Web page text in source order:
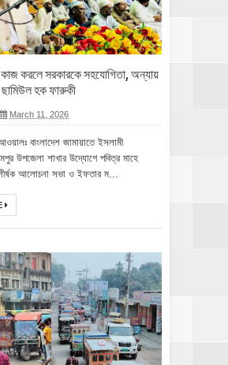
করলে সরকারকে সহযোগিতা, অন্যায়
হক ফারুকী
March 11, 2026
বাংলাদেশ জামায়াতে ইসলামী
উপজেলা শাখার উদ্যোগে পবিত্র মাহে
শীর্ষক আলোচনা সভা ও ইফতার ম...